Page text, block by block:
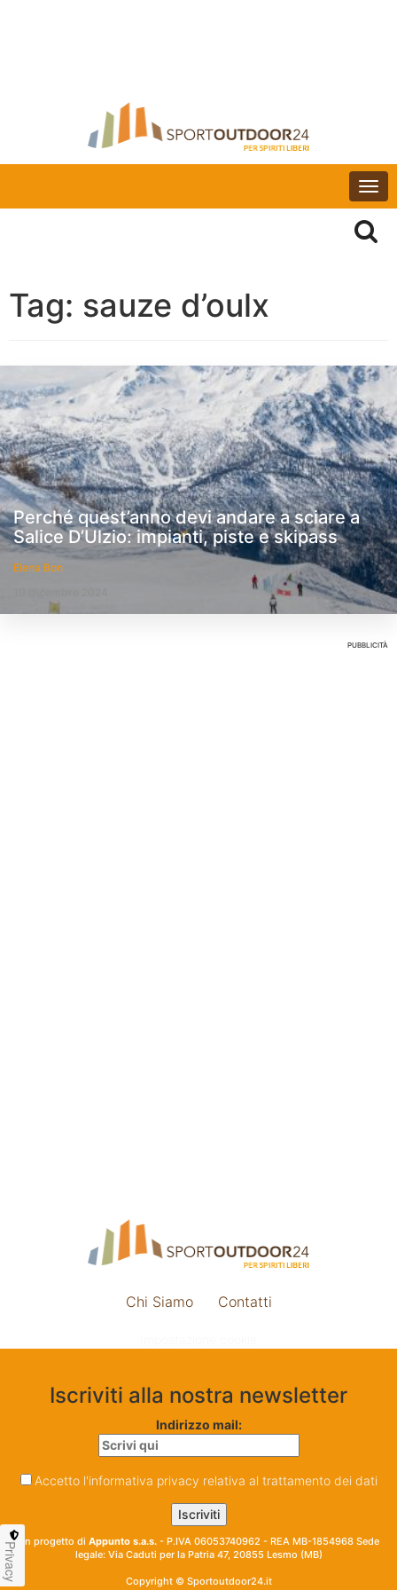
Tag: sauze d’oulx
Perché quest’anno devi andare a sciare a
Salice D’Ulzio: impianti, piste e skipass
Elena Bon
PUBBLICITÀ
Chi Siamo Contatti
Iscriviti alla nostra newsletter
Indirizzo mail:
Accetto l'informativa privacy relativa al trattamento dei dati
Un progetto di Appunto s.a.s. - P.IVA 06053740962 - REA MB-1854968 Sede
legale: Via Caduti per la Patria 47, 20855 Lesmo (MB)
Copyright © Sportoutdoor24.it
Privacy